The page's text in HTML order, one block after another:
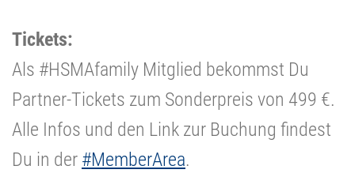
Tickets:
Als #HSMAfamily Mitglied bekommst Du
Partner-Tickets zum Sonderpreis von 499 €.
Alle Infos und den Link zur Buchung findest
Du in der #MemberArea.